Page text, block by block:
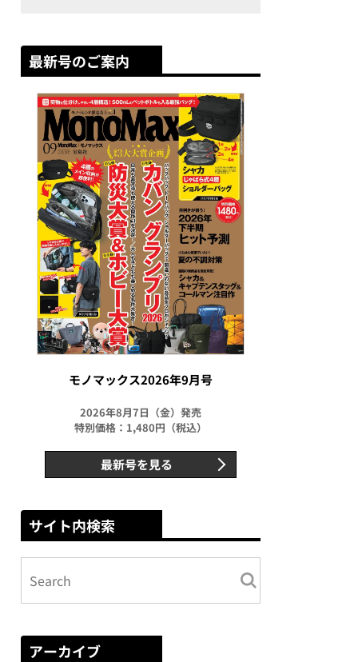
最新号のご案内
モノマックス2026年9月号
2026年8月7日（金）発売
特別価格：1,480円（税込）
最新号を見る
サイト内検索
アーカイブ